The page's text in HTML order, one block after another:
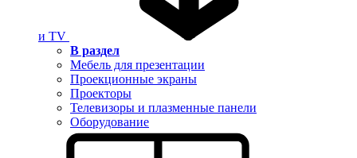
и TV
В раздел
Мебель для презентации
Проекционные экраны
Проекторы
Телевизоры и плазменные панели
Оборудование